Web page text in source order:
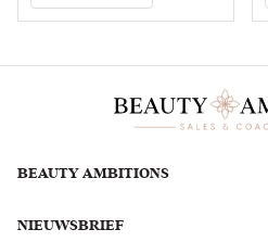
NIEUWSBRIEF
BEAUTY AMBITIONS